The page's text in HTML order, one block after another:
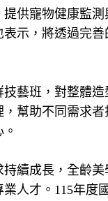
供寵物健康監
示，將透過完
藝班，對整體
幫助不同需求
續成長，全齡
人才。115年度